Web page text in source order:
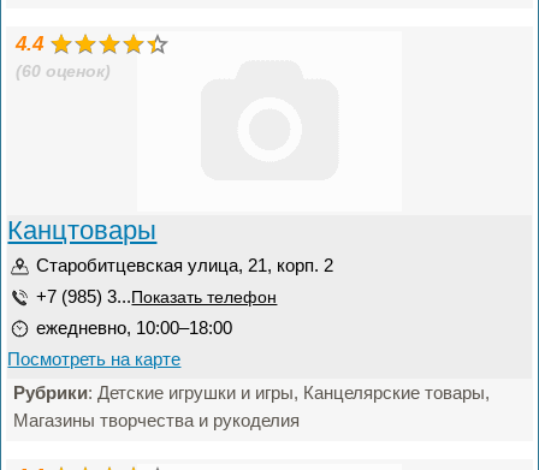
4.4
(60 оценок)
Канцтовары
Старобитцевская улица, 21, корп. 2
+7 (985) 3... Показать телефон
ежедневно, 10:00–18:00
Посмотреть на карте
Рубрики: Детские игрушки и игры, Канцелярские товары,
Магазины творчества и рукоделия